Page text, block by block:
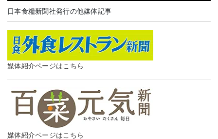
日本食糧新聞社発行の他媒体記事
媒体紹介ページはこちら
媒体紹介ページはこちら